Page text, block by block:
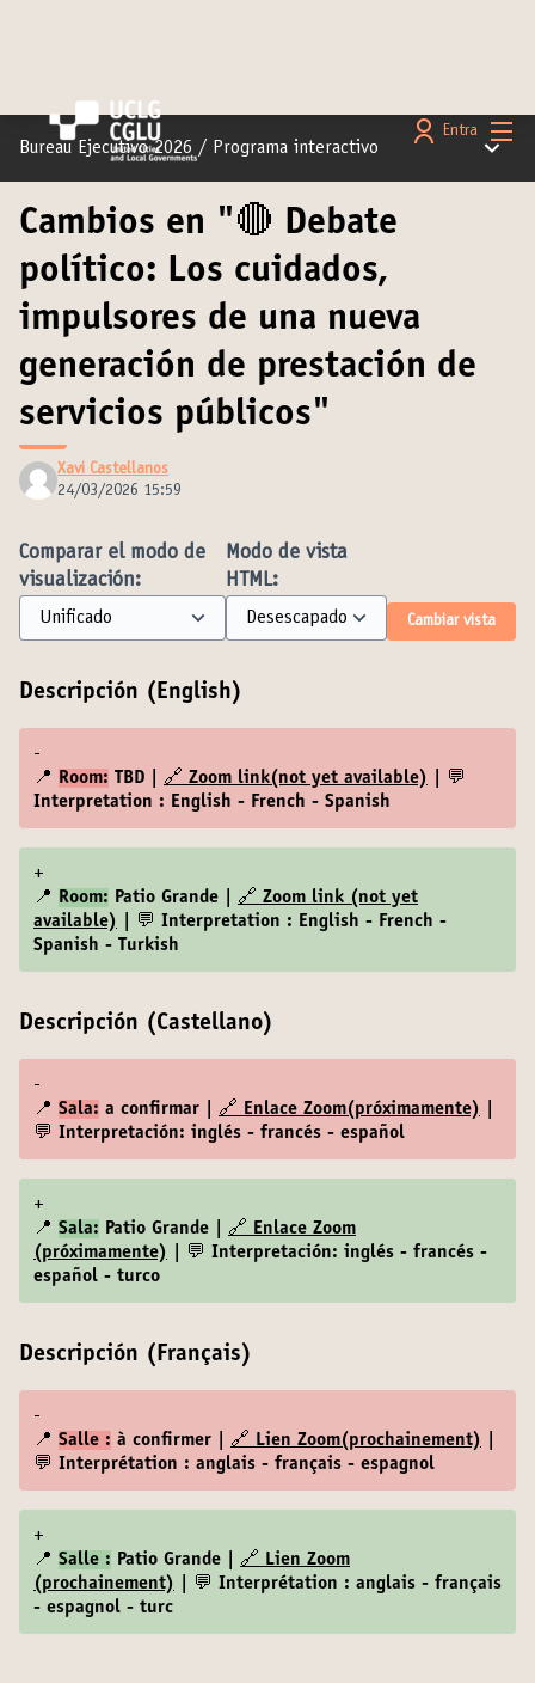
Entra
Bureau Ejecutivo 2026 / Programa interactivo Menú
Cambios en "🔴 Debate
político: Los cuidados,
impulsores de una nueva
generación de prestación de
servicios públicos"
Xavi Castellanos
24/03/2026 15:59
Comparar el modo de
visualización:
Modo de vista
HTML:
Cambiar vista
Descripción (English)
-
📍
Room: TBD | 🔗 Zoom link(not yet available) | 💬
Interpretation : English - French - Spanish
+
📍
Room: Patio Grande | 🔗 Zoom link (not yet
available) | 💬 Interpretation : English - French -
Spanish - Turkish
Descripción (Castellano)
-
📍 Sala: a confirmar | 🔗 Enlace Zoom(próximamente)
💬 Interpretación: inglés - francés - español
+
📍 Sala: Patio Grande | 🔗 Enlace Zoom
(próximamente) | 💬 Interpretación: inglés - francés -
español - turco
Descripción (Français)
-
📍 Salle : à confirmer | 🔗 Lien Zoom(prochainement)
💬 Interprétation : anglais - français - espagnol
+
📍 Salle : Patio Grande | 🔗 Lien Zoom
(prochainement) | 💬 Interprétation : anglais - français
- espagnol - turc